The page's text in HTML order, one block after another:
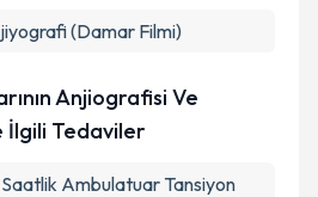
(Damar Filmi)
Anjiografisi Ve
İlgili Tedaviler
Ambulatuar Tansiyon